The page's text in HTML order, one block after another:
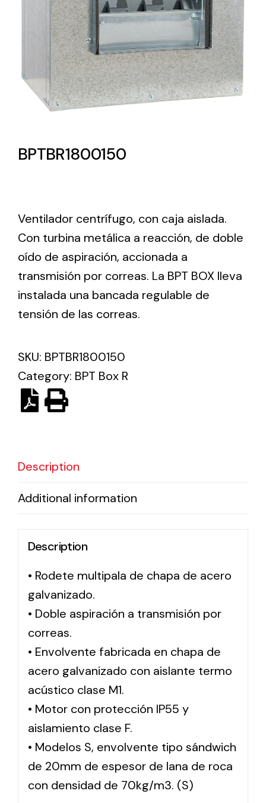
Lighting and Electrical
Equipment
Complete solutions in lighting and electrical
material for each project and need
ventilación industriales
Ventilation
different uses
Variedad de soluciones solares para todo tipo
Solar lighting
Variety of solar solutions for all kinds of needs.
BPTBR1800150
Ventilador centrífugo, con caja aislada.
Con turbina metálica a reacción, de doble
oído de aspiración, accionada a
transmisión por correas. La BPT BOX lleva
instalada una bancada regulable de
tensión de las correas.
SKU: BPTBR1800150
Category: BPT Box R
Description
Additional information
Description
• Rodete multipala de chapa de acero
galvanizado.
• Doble aspiración a transmisión por
correas.
• Envolvente fabricada en chapa de
acero galvanizado con aislante termo
acústico clase M1.
• Motor con protección IP55 y
aislamiento clase F.
• Modelos S, envolvente tipo sándwich
de 20mm de espesor de lana de roca
con densidad de 70kg/m3. (S)